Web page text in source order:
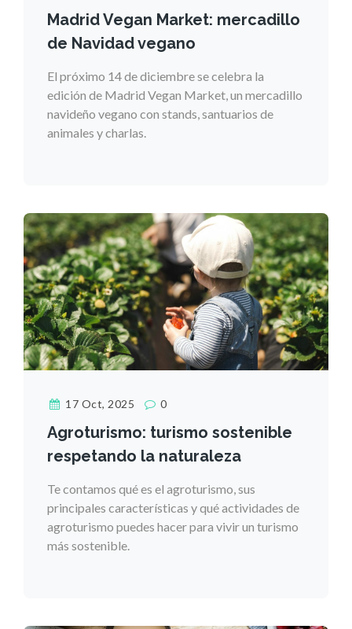
Madrid Vegan Market: mercadillo
de Navidad vegano
El próximo 14 de diciembre se celebra la
edición de Madrid Vegan Market, un mercadillo
navideño vegano con stands, santuarios de
animales y charlas.
17 Oct, 2025 0
Agroturismo: turismo sostenible
respetando la naturaleza
Te contamos qué es el agroturismo, sus
principales características y qué actividades de
agroturismo puedes hacer para vivir un turismo
más sostenible.